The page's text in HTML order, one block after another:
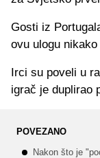
Gosti iz
ovu ulogu
Irci su poveli u
igrač je duplirao
POVEZANO
Nakon što je